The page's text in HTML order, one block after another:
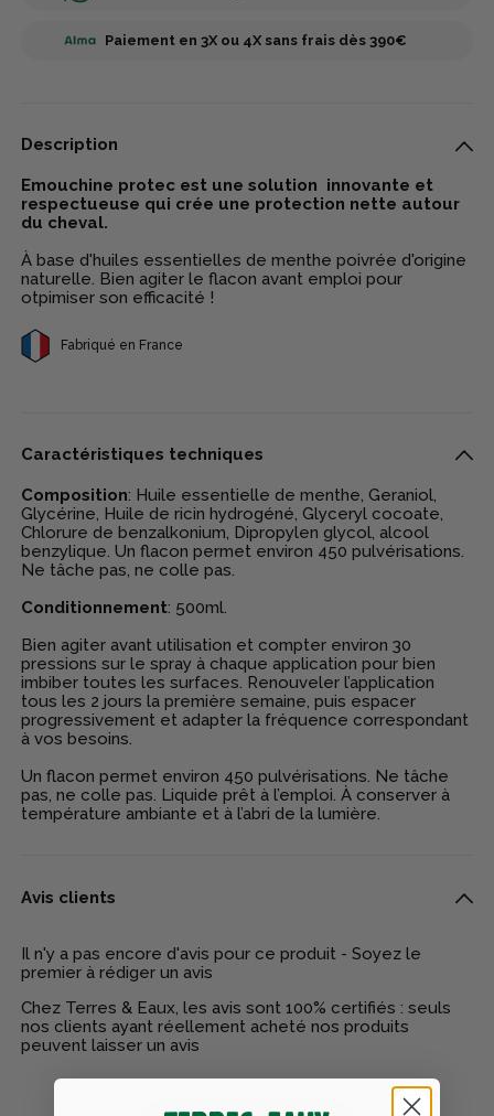
Paiement en 3X ou 4X sans frais dès 390€
Description
Emouchine protec est une solution innovante et
respectueuse qui crée une protection nette autour
du cheval.
À base d'huiles essentielles de menthe poivrée d'origine
naturelle. Bien agiter le flacon avant emploi pour
otpimiser son efficacité !
Fabriqué en France
Caractéristiques techniques
Composition: Huile essentielle de menthe, Geraniol,
Glycérine, Huile de ricin hydrogéné, Glyceryl cocoate,
Chlorure de benzalkonium, Dipropylen glycol, alcool
benzylique. Un flacon permet environ 450 pulvérisations.
Ne tâche pas, ne colle pas.
Conditionnement: 500ml.
Bien agiter avant utilisation et compter environ 30
pressions sur le spray à chaque application pour bien
imbiber toutes les surfaces. Renouveler l’application
tous les 2 jours la première semaine, puis espacer
progressivement et adapter la fréquence correspondant
à vos besoins.
Un flacon permet environ 450 pulvérisations. Ne tâche
pas, ne colle pas. Liquide prêt à l’emploi. À conserver à
température ambiante et à l’abri de la lumière.
Avis clients
Il n'y a pas encore d'avis pour ce produit - Soyez le
premier à rédiger un avis
Chez Terres & Eaux, les avis sont 100% certifiés : seuls
nos clients ayant réellement acheté nos produits
peuvent laisser un avis